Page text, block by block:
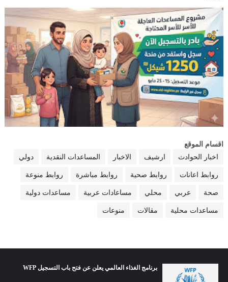
اقسام الموقع
اخبار الحوادث
ارشيف الاخبار المساعدات النقدية دولي
روابط اعانات روابط صحية روابط مباشرة روابط منوعة
صحة عربي محلي مساعادات عربية مساعدات دولية
مساعدات محلية مقالات منوعات
برنامج الغذاء العالمي يعلن عن فتح باب التسجيل WFP